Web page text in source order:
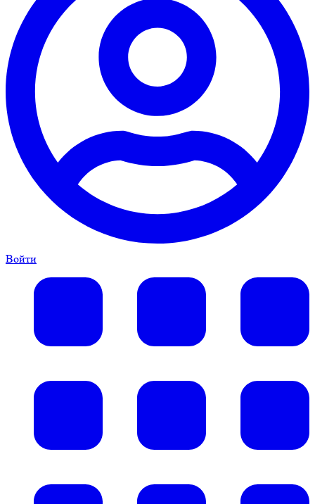
Войти